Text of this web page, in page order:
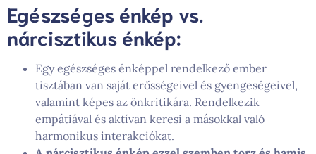
Egészséges énkép vs.
nárcisztikus énkép:
Egy egészséges énképpel rendelkező ember
tisztában van saját erősségeivel és gyengeségeivel,
valamint képes az önkritikára. Rendelkezik
empátiával és aktívan keresi a másokkal való
harmonikus interakciókat.